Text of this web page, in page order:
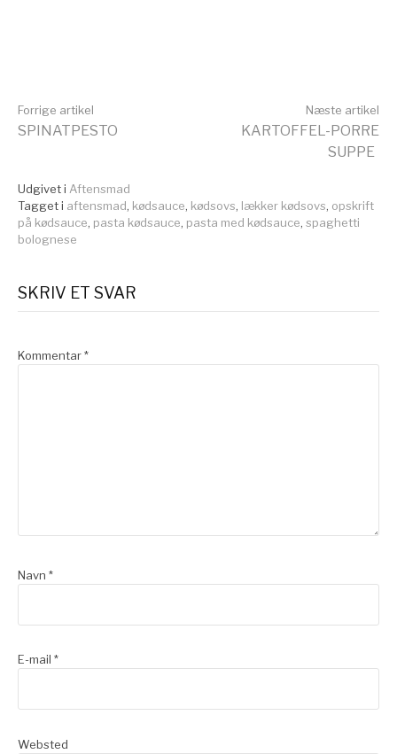
Læs
videre
Forrige artikel
SPINATPESTO
Næste artikel
KARTOFFEL-PORRE
SUPPE
Udgivet i Aftensmad
Tagget i aftensmad, kødsauce, kødsovs, lækker kødsovs, opskrift
på kødsauce, pasta kødsauce, pasta med kødsauce, spaghetti
bolognese
SKRIV ET SVAR
Kommentar*
Navn *
E-mail *
Websted